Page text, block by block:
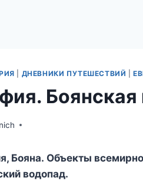
ДНЕВНИКИ ПУТЕШЕСТВИЙ |
Боянская
Бояна. Объекты
водопад.